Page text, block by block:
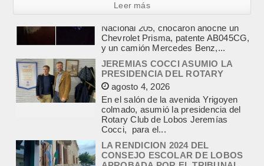
Leer más
JEREMIAS COCCI ASUMIO LA
PRESIDENCIA DEL ROTARY
En el salón de la avenida Yrigoyen
colmado, asumió la presidencia del
Rotary Club de Lobos Jeremías
Cocci, para el...
LA RENDICION 2024 DEL
CONSEJO ESCOLAR DE LOBOS
APROBADA POR EL TRIBUNAL
DE CUENTAS BONAERENSE
agosto 3, 2026